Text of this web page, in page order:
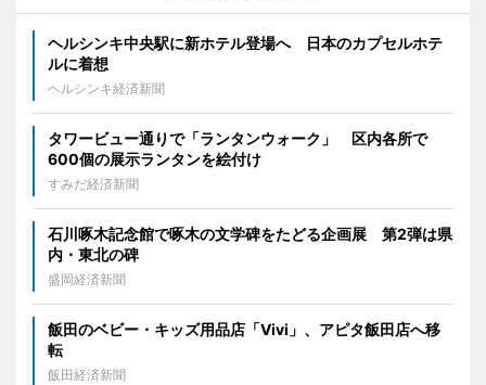
ヘルシンキ中央駅に新ホテル登場へ 日本のカプセルホテ
ルに着想
ヘルシンキ経済新聞
タワービュー通りで「ランタンウォーク」 区内各所で
600個の展示ランタンを絵付け
すみだ経済新聞
石川啄木記念館で啄木の文学碑をたどる企画展 第2弾は県
内・東北の碑
盛岡経済新聞
飯田のベビー・キッズ用品店「Vivi」、アピタ飯田店へ移
転
飯田経済新聞